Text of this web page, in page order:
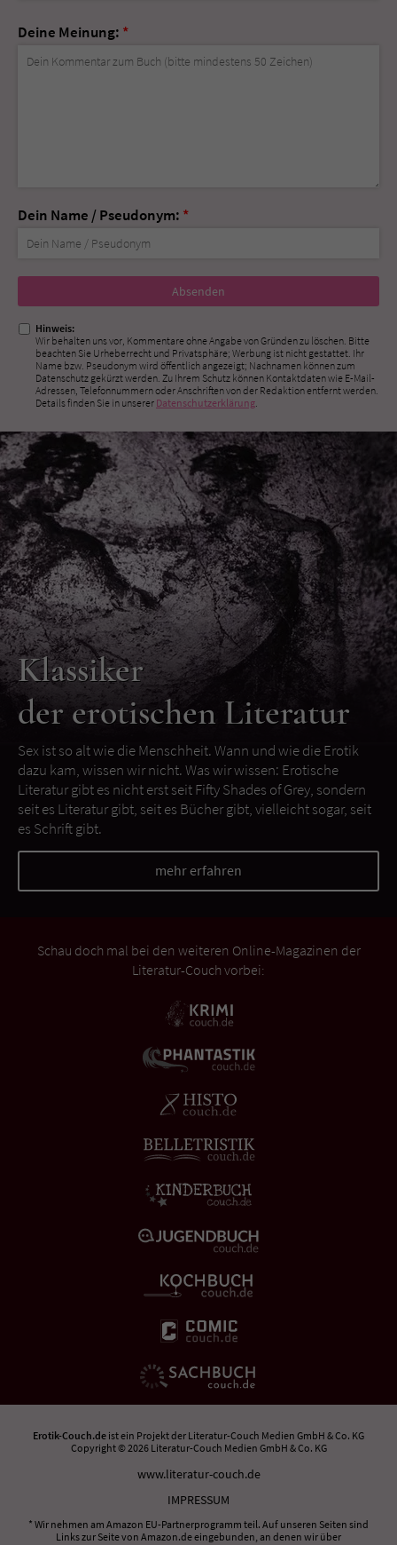
Deine Meinung: *
Dein Name / Pseudonym: *
Nicht
ausfüllen!
Hinweis:
Wir behalten uns vor, Kommentare ohne Angabe von Gründen zu löschen. Bitte
beachten Sie Urheberrecht und Privatsphäre; Werbung ist nicht gestattet. Ihr
Name bzw. Pseudonym wird öffentlich angezeigt; Nachnamen können zum
Datenschutz gekürzt werden. Zu Ihrem Schutz können Kontaktdaten wie E-Mail-
Adressen, Telefonnummern oder Anschriften von der Redaktion entfernt werden.
Details finden Sie in unserer Datenschutzerklärung
Klassiker
der erotischen Literatur
Sex ist so alt wie die Menschheit. Wann und wie die Erotik
dazu kam, wissen wir nicht. Was wir wissen: Erotische
Literatur gibt es nicht erst seit Fifty Shades of Grey, sondern
seit es Literatur gibt, seit es Bücher gibt, vielleicht sogar, seit
es Schrift gibt.
mehr erfahren
Schau doch mal bei den weiteren Online-Magazinen der
Literatur-Couch vorbei:
Erotik-Couch.de ist ein Projekt der Literatur-Couch Medien GmbH & Co. KG
Copyright © 2026 Literatur-Couch Medien GmbH & Co. KG
www.literatur-couch.de
IMPRESSUM
* Wir nehmen am Amazon EU-Partnerprogramm teil. Auf unseren Seiten sind
Links zur Seite von Amazon.de eingebunden, an denen wir über